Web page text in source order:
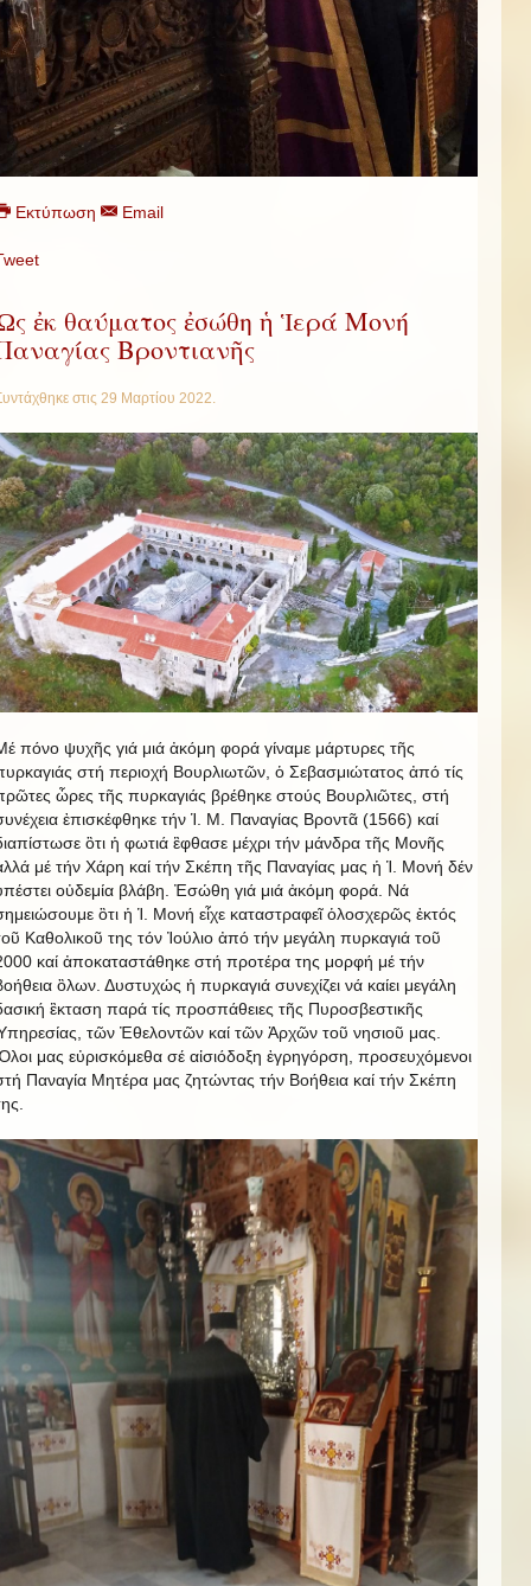
Εκτύπωση Email
ἐκ θαύματος ἐσώθη ἡ Ἱερά Μονή
Βροντιανῆς
στις 29 Μαρτίου 2022.
πόνο ψυχῆς γιά μιά ἀκόμη φορά γίναμε μάρτυρες τῆς
στή περιοχή Βουρλιωτῶν, ὁ Σεβασμιώτατος ἀπό τίς
ὦρες τῆς πυρκαγιάς βρέθηκε στούς Βουρλιῶτες, στή
ἐπισκέφθηκε τήν Ἱ. Μ. Παναγίας Βροντᾶ (1566) καί
ὃτι ἡ φωτιά ἒφθασε μέχρι τήν μάνδρα τῆς Μονῆς
μέ τήν Χάρη καί τήν Σκέπη τῆς Παναγίας μας ἡ Ἱ. Μονή δέν
οὐδεμία βλάβη. Ἐσώθη γιά μιά ἀκόμη φορά. Νά
ὃτι ἡ Ἱ. Μονή εἶχε καταστραφεῖ ὁλοσχερῶς ἐκτός
Καθολικοῦ της τόν Ἰούλιο ἀπό τήν μεγάλη πυρκαγιά τοῦ
καί ἀποκαταστάθηκε στή προτέρα της μορφή μέ τήν
ὂλων. Δυστυχώς ἡ πυρκαγιά συνεχίζει νά καίει μεγάλη
ἒκταση παρά τίς προσπάθειες τῆς Πυροσβεστικῆς
τῶν Ἐθελοντῶν καί τῶν Ἀρχῶν τοῦ νησιοῦ μας.
μας εὐρισκόμεθα σέ αἰσιόδοξη ἐγρηγόρση, προσευχόμενοι
Παναγία Μητέρα μας ζητώντας τήν Βοήθεια καί τήν Σκέπη